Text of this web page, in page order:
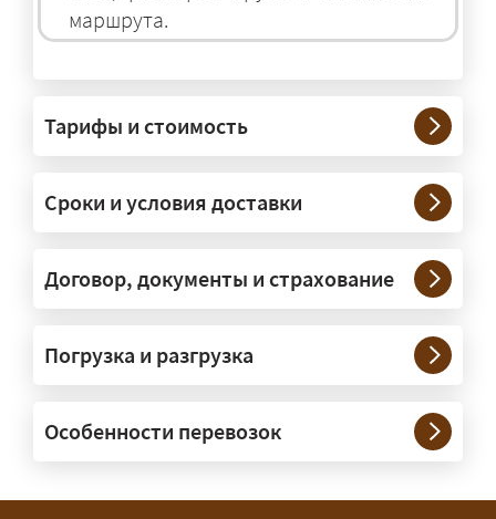
маршрута.
— На тралах и низкорамниках —
платформах, рассчитанных на
крупногабаритную технику и
конструкции. Транспорт подбираем
под конкретные размеры и вес груза.
сопровождение?
организуем. Потребность в машинах
прикрытия зависит от габаритов
груза и маршрута; это определяется
Тарифы и стоимость
Сроки и условия доставки
Договор, документы и страхование
Погрузка и разгрузка
Особенности перевозок